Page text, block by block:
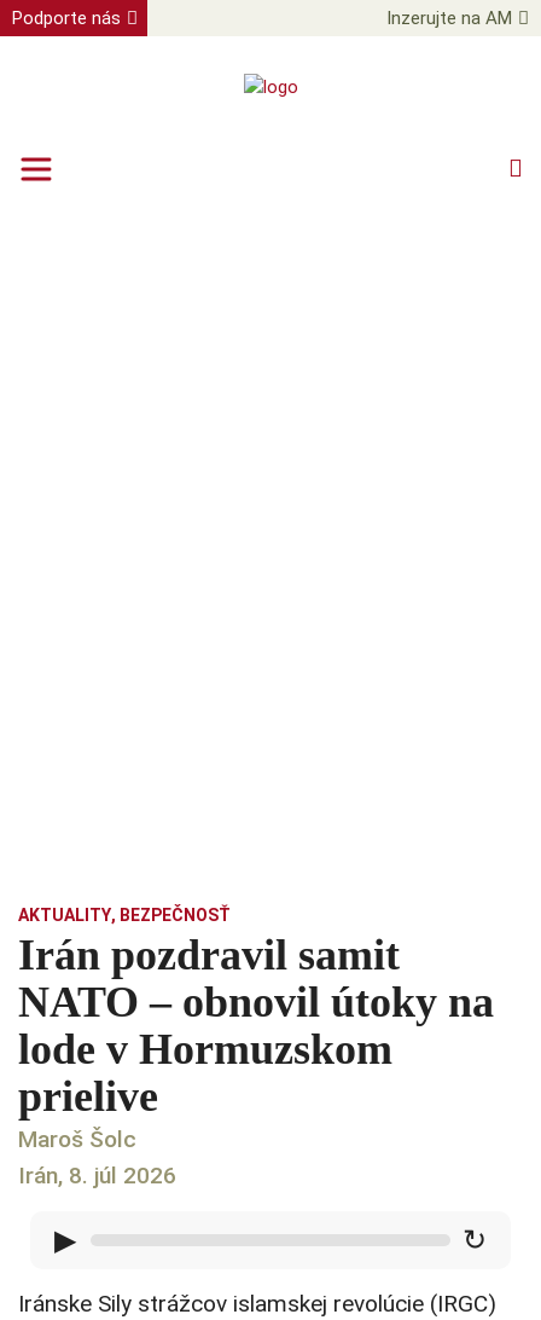
Podporte nás Inzerujte na AM
AKTUALITY, BEZPEČNOSŤ
Irán pozdravil samit
NATO – obnovil útoky na
lode v Hormuzskom
prielive
Maroš Šolc
Irán, 8. júl 2026
▶ ↻
Iránske Sily strážcov islamskej revolúcie (IRGC)